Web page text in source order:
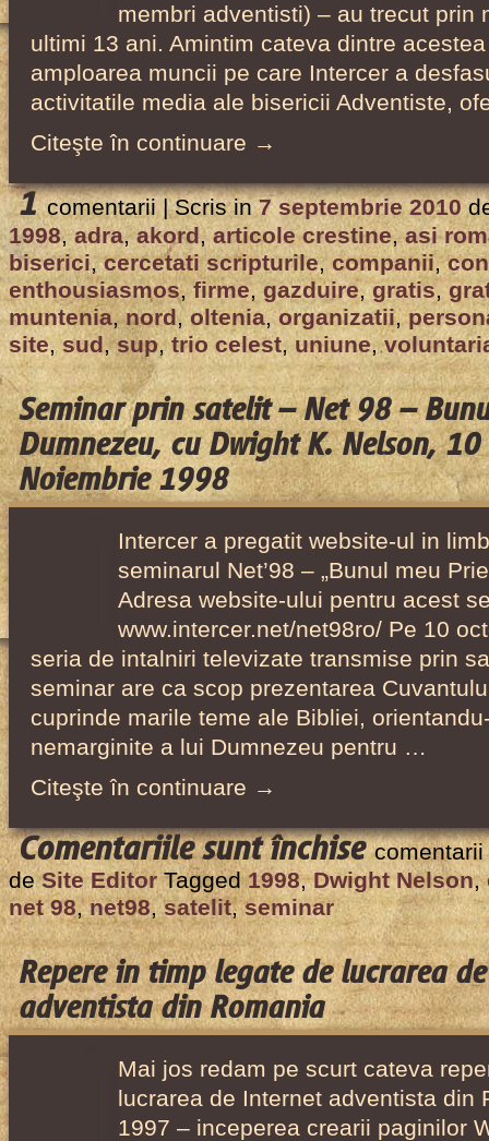
membri adventisti) – au trecut prin
ultimi 13 ani. Amintim cateva dintre
amploarea muncii pe care Intercer a
activitatile media ale bisericii Adventiste,
Citeşte în continuare →
1 comentarii |Scris in 7 septembrie 2010
1998,adra,akord,articole crestine,asi
biserici,cercetati scripturile,companii,
enthousiasmos,firme,gazduire,gratis,
muntenia,nord,oltenia,organizatii,
site, sud,sup,trio celest, uniune,
Seminar prin satelit – Net 98 –
Dumnezeu, cu Dwight K. Nelson,
Noiembrie 1998
Intercer a pregatit website-ul in
seminarul Net’98 – „Bunul meu
Adresa website-ului pentru acest
www.intercer.net/net98ro/ Pe 10
seria de intalniri televizate transmise prin
seminar are ca scop prezentarea
cuprinde marile teme ale Bibliei,
nemarginite a lui Dumnezeu pentru …
Citeşte în continuare →
Comentariile sunt închisepentru
Seminar
prin
satelit
–
Net
98
Bunul
meu
de Site EditorTagged1998,Dwight Nelson,
net 98,net98,satelit,seminar
Repere in timp legate de lucrarea
adventista din Romania
Mai jos redam pe scurt cateva
lucrarea de Internet adventista din
1997 – inceperea crearii paginilor